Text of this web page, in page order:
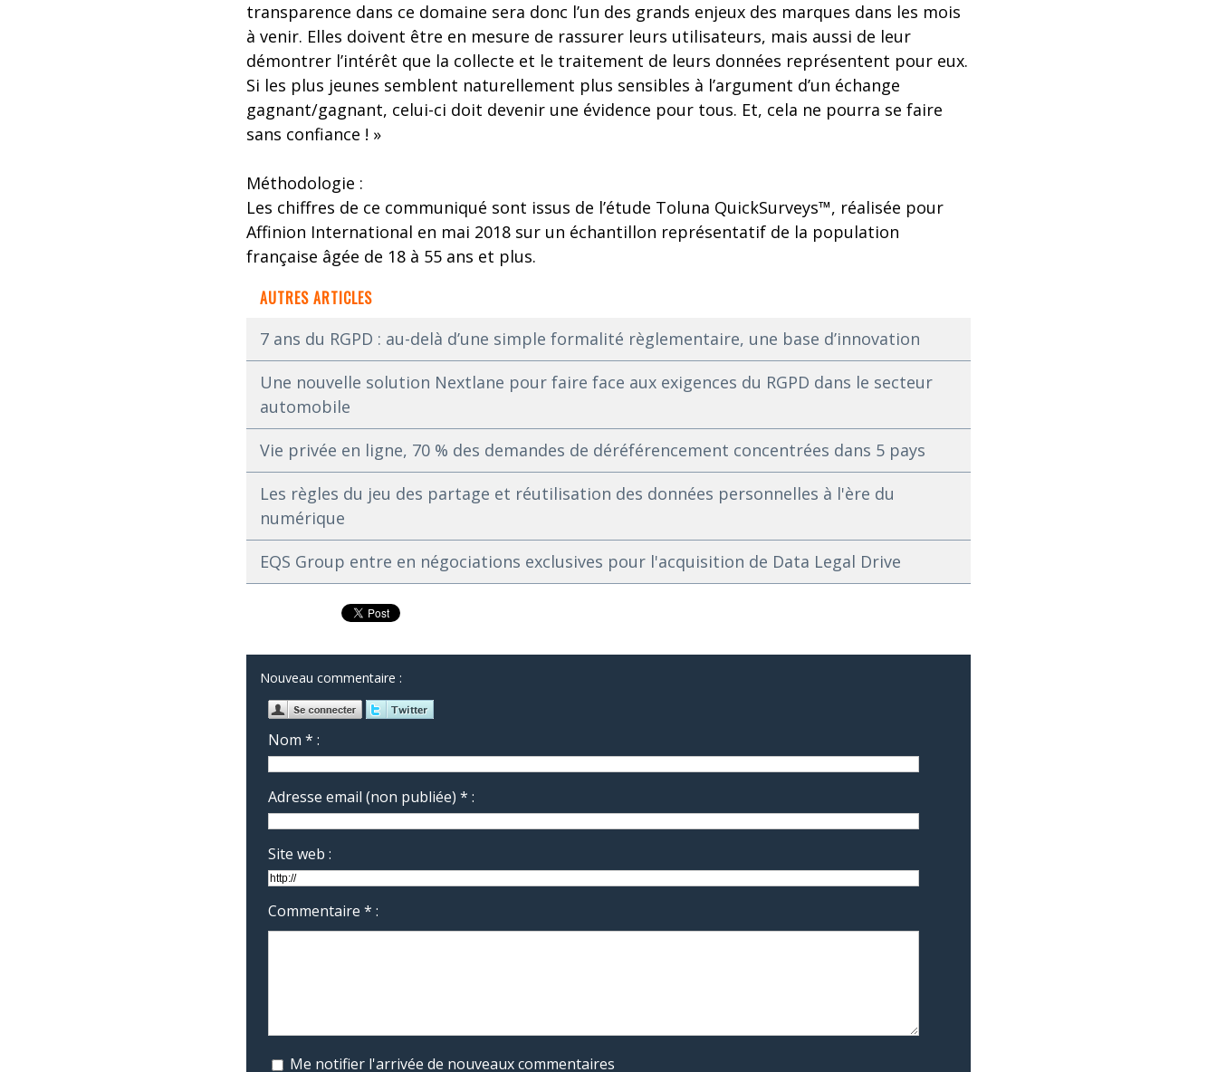
transparence dans ce domaine sera donc l’un des grands enjeux des marques dans les mois
à venir. Elles doivent être en mesure de rassurer leurs utilisateurs, mais aussi de leur
démontrer l’intérêt que la collecte et le traitement de leurs données représentent pour eux.
Si les plus jeunes semblent naturellement plus sensibles à l’argument d’un échange
gagnant/gagnant, celui-ci doit devenir une évidence pour tous. Et, cela ne pourra se faire
sans confiance ! »
Méthodologie :
Les chiffres de ce communiqué sont issus de l’étude Toluna QuickSurveys™, réalisée pour
Affinion International en mai 2018 sur un échantillon représentatif de la population
française âgée de 18 à 55 ans et plus.
AUTRES ARTICLES
7 ans du RGPD : au-delà d’une simple formalité règlementaire, une base d’innovation
Une nouvelle solution Nextlane pour faire face aux exigences du RGPD dans le secteur
automobile
Vie privée en ligne, 70 % des demandes de déréférencement concentrées dans 5 pays
Les règles du jeu des partage et réutilisation des données personnelles à l'ère du
numérique
EQS Group entre en négociations exclusives pour l'acquisition de Data Legal Drive
Nouveau commentaire :
Nom * :
Adresse email (non publiée) * :
Site web :
Commentaire * :
Me notifier l'arrivée de nouveaux commentaires